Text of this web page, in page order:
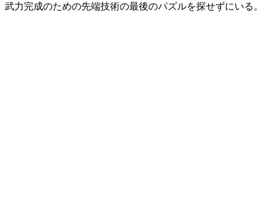
武力完成のための先端技術の最後のパズルを探せずにいる。